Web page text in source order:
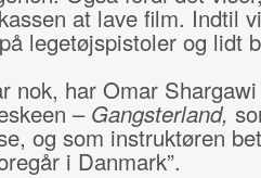
at lave film. Indtil
legetøjspistoler og lidt
nok, har Omar
– Gangsterland,
og som instruktøren
i Danmark”.